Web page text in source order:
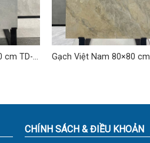
cm TD-
Gạch Việt Nam 80×80 cm
CHÍNH SÁCH & ĐIỀU KHOẢN